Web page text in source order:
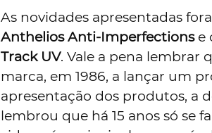
As novidades apresentadas
Anthelios Anti-Imperfectionse
Track UV. Vale a pena lembrar
marca, em 1986, a lançar um
apresentação dos produtos, a
lembrou que há 15 anos só se